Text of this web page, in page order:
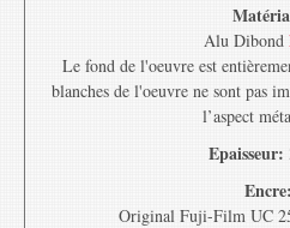
Alu Dibond
Le fond de l'oeuvre est
blanches de l'oeuvre ne sont pas
l’aspect
Epaisseur:
Encre:
Original Fuji-Film UC